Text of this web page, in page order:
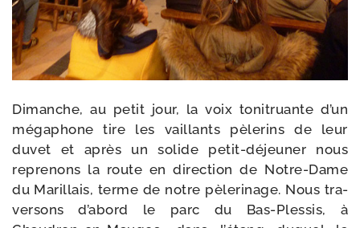
Dimanche, au petit jour, la voix toni­truante d’un
méga­phone tire les vaillants pèle­rins de leur
duvet et après un solide petit-​déjeuner nous
repre­nons la route en direc­tion de Notre-​Dame
du Marillais, terme de notre pèle­ri­nage. Nous tra­
ver­sons d’a­bord le parc du Bas-​Plessis, à